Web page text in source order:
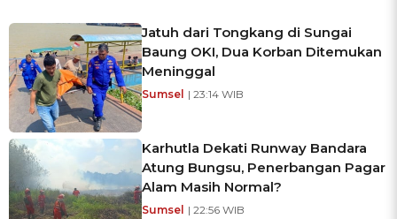
Jatuh dari Tongkang di Sungai
Baung OKI, Dua Korban Ditemukan
Meninggal
Sumsel | 23:14 WIB
Karhutla Dekati Runway Bandara
Atung Bungsu, Penerbangan Pagar
Alam Masih Normal?
Sumsel | 22:56 WIB